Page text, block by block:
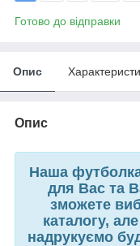
Готово до відправки
Опис
Опис
Наша
для Вас та
зможете
каталогу,
надрукуємо